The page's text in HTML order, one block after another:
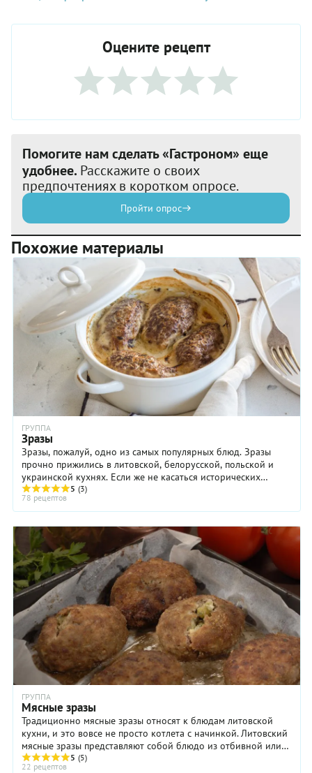
Оцените рецепт
Помогите нам сделать «Гастроном» еще
удобнее. Расскажите о своих
предпочтениях в коротком опросе.
Пройти опрос
Похожие материалы
ГРУППА
Зразы
Зразы, пожалуй, одно из самых популярных блюд. Зразы
прочно прижились в литовской, белорусской, польской и
украинской кухнях. Если же не касаться исторических
аспектов, то зразы — это котлеты из мяса ...
5 (3)
78 рецептов
ГРУППА
Мясные зразы
Традиционно мясные зразы относят к блюдам литовской
кухни, и это вовсе не просто котлета с начинкой. Литовский
мясные зразы представляют собой блюдо из отбивной или
молотой говядины, начиненной ...
5 (5)
22 рецептов